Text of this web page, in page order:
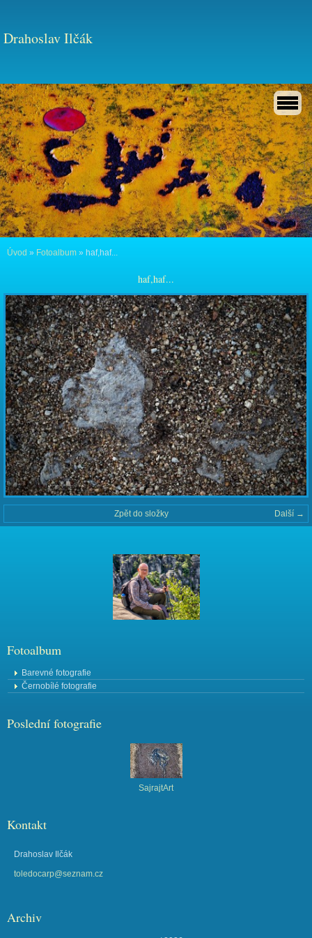
Drahoslav Ilčák
Úvod » Fotoalbum » haf,haf...
haf,haf...
Další →
Zpět do složky
Fotoalbum
Barevné fotografie
Černobílé fotografie
Poslední fotografie
SajrajtArt
Kontakt
Drahoslav Ilčák
toledocarp@seznam.cz
Archiv